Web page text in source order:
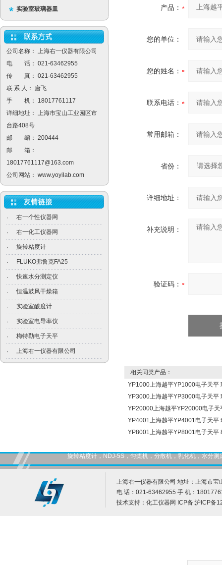
实验室玻璃器皿
公司名称： 上海右一仪器有限公司
电 话： 021-63462955
传 真： 021-63462955
联 系 人： 唐飞
手 机： 18017761117
详细地址： 上海市宝山工业园区市
台路408号
邮 编： 200444
邮 箱：
18017761117@163.com
公司网站： www.yoyilab.com
· 右一个性仪器网
· 右一化工仪器网
· 旋转粘度计
· FLUKO弗鲁克FA25
· 快速水分测定仪
· 恒温鼓风干燥箱
· 实验室酸度计
· 实验室电导率仪
· 梅特勒电子天平
· 上海右一仪器有限公司
产品：
您的单位：
您的姓名：
联系电话：
常用邮箱：
省份：
详细地址：
补充说明：
验证码：
相关同类产品：
YP1000上海越平YP1000电子天平
YP3000上海越平YP3000电子天平
YP20000上海越平YP20000电子天
YP4001上海越平YP4001电子天平
YP8001上海越平YP8001电子天平
旋转粘度计，NDJ-5S，匀桨机，分散机，乳化机，水分
上海右一仪器有限公司 地址：上海市宝
电 话：021-63462955 手 机：
技术支持： 化工仪器网 ICP备:沪ICP备